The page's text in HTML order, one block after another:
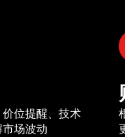
位提醒、技术
场波动